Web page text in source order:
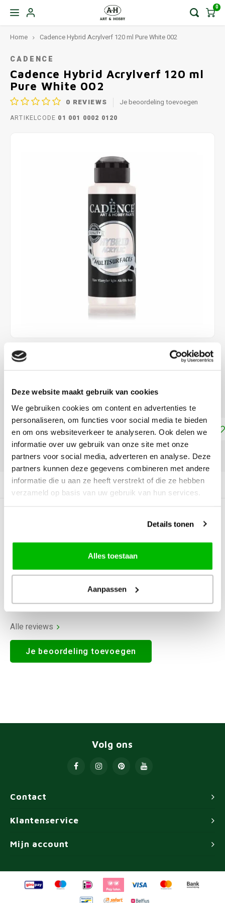
Deze website maakt gebruik van cookies
We gebruiken cookies om content en advertenties te
personaliseren, om functies voor social media te bieden
en om ons websiteverkeer te analyseren. Ook delen we
informatie over uw gebruik van onze site met onze
partners voor social media, adverteren en analyse. Deze
partners kunnen deze gegevens combineren met andere
informatie die u aan ze heeft verstrekt of die ze hebben
verzameld op basis van uw gebruik van hun services.
Details tonen
Alles toestaan
Aanpassen
0
Home Cadence Hybrid Acrylverf 120 ml Pure White 002
CADENCE
Cadence Hybrid Acrylverf 120 ml
Pure White 002
0 REVIEWS Je beoordeling toevoegen
ARTIKELCODE 01 001 0002 0120
€4,25
Geschikt voor vrijwel alle ondergronden!
Toevoegen aan winkelwagen
DELEN:
Productomschrijving
0Reviews
Alle reviews
Je beoordeling toevoegen
Contact
Volg ons
Klantenservice
Mijn account